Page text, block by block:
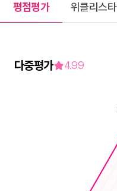
평점평가 위클리스타
다중평가 4.99